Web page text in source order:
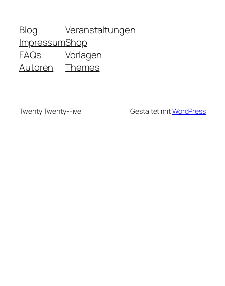
Blog
Impressum
FAQs
Autoren
Veranstaltungen
Shop
Vorlagen
Themes
Twenty Twenty-Five Gestaltet mitWordPress